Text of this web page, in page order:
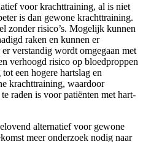
voor krachttraining, al is niet
is dan gewone krachttraining.
zonder risico’s. Mogelijk kunnen
raken en kunnen er
verstandig wordt omgegaan met
verhoogd risico op bloedproppen
een hogere hartslag en
krachttraining, waardoor
raden is voor patiënten met hart-
alternatief voor gewone
meer onderzoek nodig naar